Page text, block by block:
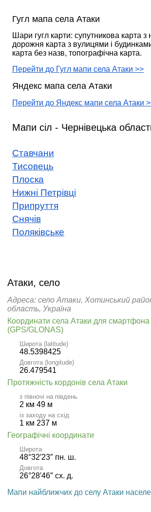
Гугл мапа села Атаки
Шари гугл карти: супутникова карта з
дорожня карта з вулицями і
карта без назв, топографічна карта.
Перейти до Гугл мапи села Атаки >>
Яндекс мапа села Атаки
Перейти до Яндекс мапи села Атаки
Мапи сіл - Чернівецька
Ставчани
Тисовець
Плоска
Нижні Петрівці
Припруття
Снячів
Поляківське
Атаки, село
Адреса: село Атаки, Хотинський
область, Україна
Координати села Атаки для смартфона
(GPS/GLONAS)
Широта (latitude)
48.5398425
Довгота (longitude)
26.479541
Протяжність кордонів села Атаки
з півночі на південь
2 км 49 м
із заходу на схід
1 км 237 м
Географічні координати
Широта
48°32′23″ пн. ш.
Довгота
26°28′46″ сх. д.
Мапи найближчих до селу Атаки